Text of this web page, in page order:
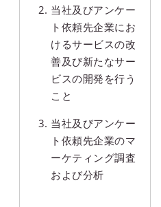
当社及びアンケー
ト依頼先企業にお
けるサービスの改
善及び新たなサー
ビスの開発を行う
こと
当社及びアンケー
ト依頼先企業のマ
ーケティング調査
および分析